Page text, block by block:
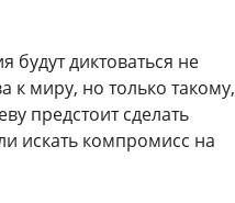
будут диктоваться не
к миру, но только такому,
предстоит сделать
искать компромисс на